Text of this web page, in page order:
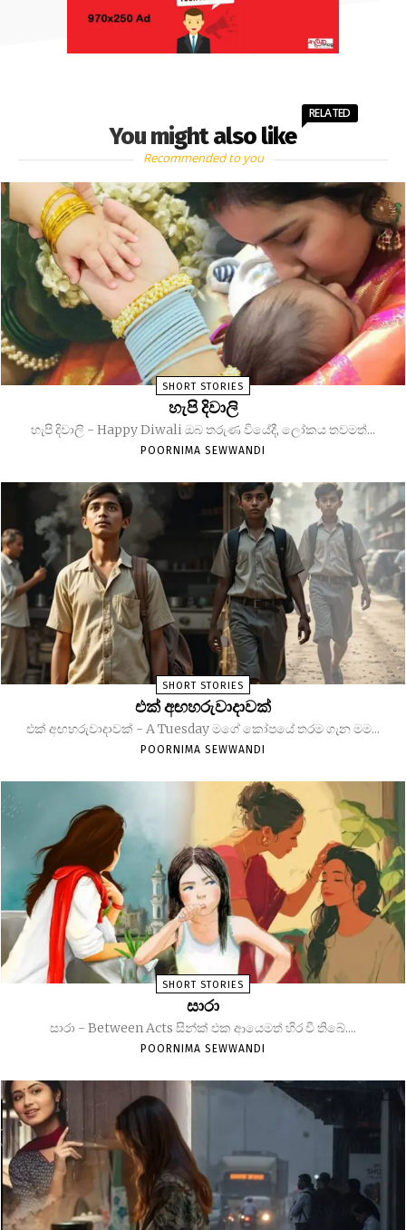
You might also like
RELATED
Recommended to you
SHORT STORIES
හැපි දිවාලි
හැපි දිවාලි - Happy Diwali ඔබ තරුණ වියේදී, ලෝකය තවමත්...
POORNIMA SEWWANDI
SHORT STORIES
එක් අඟහරුවාදාවක්
එක් අඟහරුවාදාවක් - A Tuesday මගේ කෝපයේ තරම ගැන මම...
POORNIMA SEWWANDI
SHORT STORIES
සාරා
සාරා - Between Acts සින්ක් එක ආයෙමත් හිර වී තිබේ....
POORNIMA SEWWANDI